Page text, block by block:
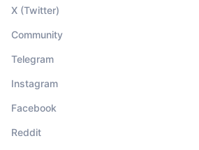
X (Twitter)
Community
Telegram
Instagram
Facebook
Reddit